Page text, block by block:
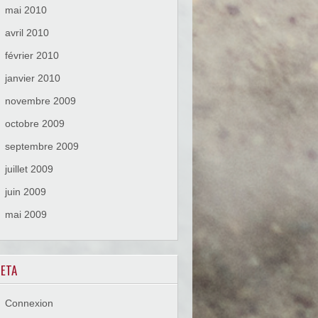
mai 2010
avril 2010
février 2010
janvier 2010
novembre 2009
octobre 2009
septembre 2009
juillet 2009
juin 2009
mai 2009
Connexion